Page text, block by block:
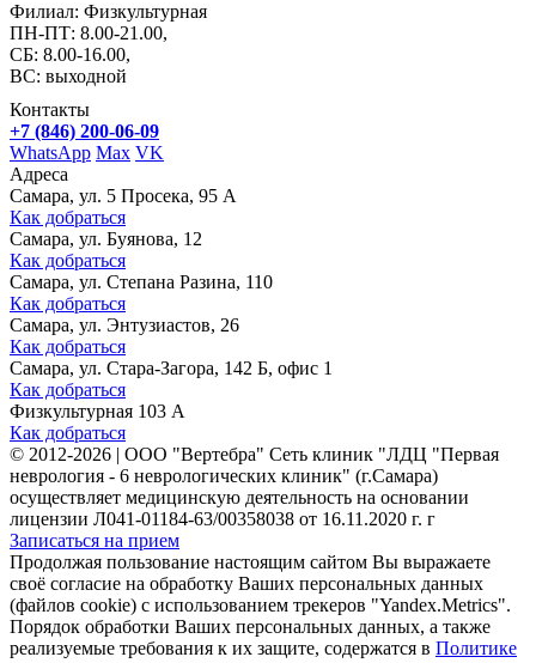
Филиал: Физкультурная
ПН-ПТ: 8.00-21.00,
СБ: 8.00-16.00,
ВС: выходной
Контакты
+7 (846) 200-06-09
WhatsApp Max VK
Адреса
Самара, ул. 5 Просека, 95 А
Как добраться
Самара, ул. Буянова, 12
Как добраться
Самара, ул. Степана Разина, 110
Как добраться
Самара, ул. Энтузиастов, 26
Как добраться
Самара, ул. Стара-Загора, 142 Б, офис 1
Как добраться
Физкультурная 103 А
Как добраться
© 2012-2026 | ООО "Вертебра" Сеть клиник "ЛДЦ "Первая
неврология - 6 неврологических клиник" (г.Самара)
осуществляет медицинскую деятельность на основании
лицензии Л041-01184-63/00358038 от 16.11.2020 г. г
Записаться на прием
Продолжая пользование настоящим сайтом Вы выражаете
своё согласие на обработку Ваших персональных данных
(файлов cookie) с использованием трекеров "Yandex.Metrics".
Порядок обработки Ваших персональных данных, а также
реализуемые требования к их защите, содержатся в Политике